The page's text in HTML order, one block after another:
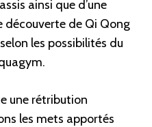
ainsi que d’une
découverte de Qi Qong
les possibilités du
une rétribution
les mets apportés